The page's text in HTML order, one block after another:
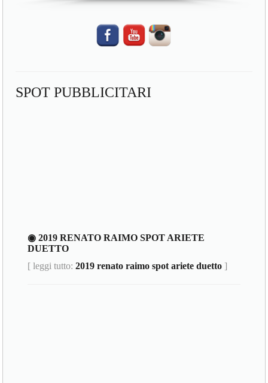
SPOT PUBBLICITARI
◉ 2019 RENATO RAIMO SPOT ARIETE
DUETTO
[ leggi tutto:2019 renato raimo spot ariete duetto ]